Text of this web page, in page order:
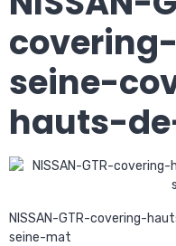
seine-
hauts-
NISSAN-GTR-covering-
seine-mat